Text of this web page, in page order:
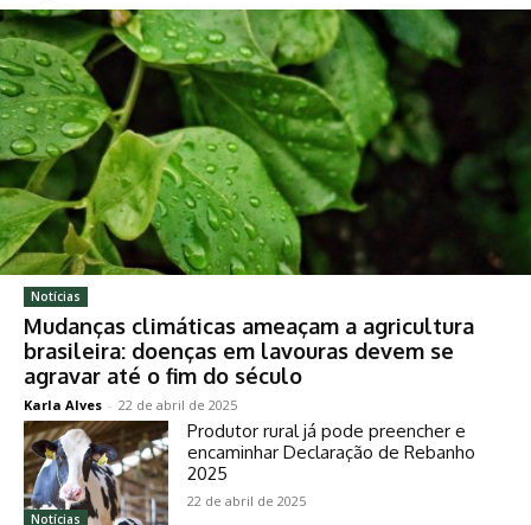
Notícias
Mudanças climáticas ameaçam a agricultura
brasileira: doenças em lavouras devem se
agravar até o fim do século
Karla Alves - 22 de abril de 2025
Notícias
Produtor rural já pode preencher e
encaminhar Declaração de Rebanho
2025
22 de abril de 2025